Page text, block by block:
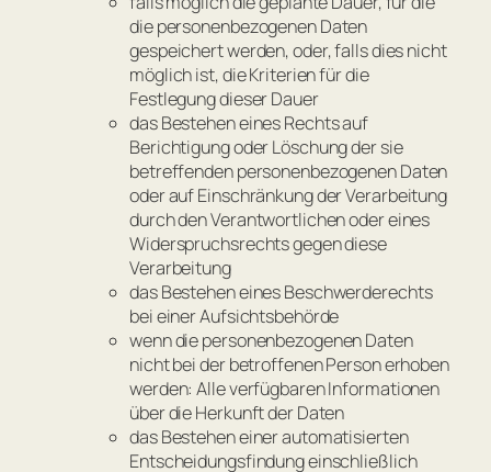
die personenbezogenen Daten
gespeichert werden, oder, falls dies nicht
möglich ist, die Kriterien für die
Festlegung dieser Dauer
das Bestehen eines Rechts auf
Berichtigung oder Löschung der sie
betreffenden personenbezogenen Daten
oder auf Einschränkung der Verarbeitung
durch den Verantwortlichen oder eines
Widerspruchsrechts gegen diese
Verarbeitung
das Bestehen eines Beschwerderechts
bei einer Aufsichtsbehörde
wenn die personenbezogenen Daten
nicht bei der betroffenen Person erhoben
werden: Alle verfügbaren Informationen
über die Herkunft der Daten
das Bestehen einer automatisierten
Entscheidungsfindung einschließlich